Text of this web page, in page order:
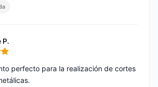
P.
5
perfecto para la realización de cortes